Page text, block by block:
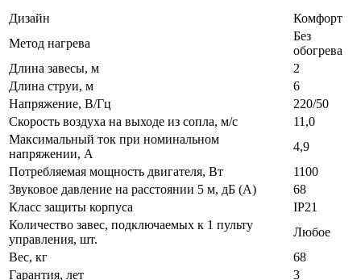
Дизайн
Комфорт
Метод нагрева
Без
обогрева
Длина завесы, м
2
Длина струи, м
6
Напряжение, В/Гц
220/50
Скорость воздуха на выходе из сопла, м/с
11,0
Максимальный ток при номинальном
напряжении, А
4,9
Потребляемая мощность двигателя, Вт
1100
Звуковое давление на расстоянии 5 м, дБ (А)
68
Класс защиты корпуса
IP21
Количество завес, подключаемых к 1 пульту
управления, шт.
Любое
Вес, кг
68
Гарантия, лет
3